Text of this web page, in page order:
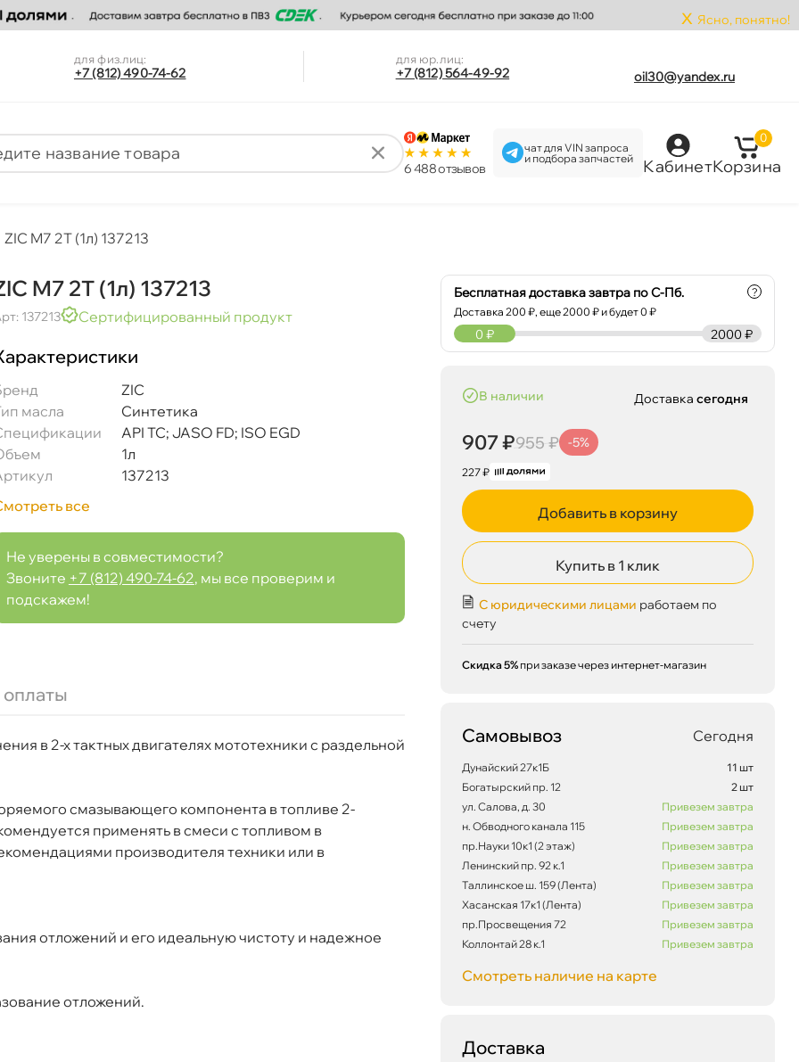
x Ясно, понятно!
для физ.лиц:
+7 (812) 490-74-62
для юр.лиц:
+7 (812) 564-49-92 oil30@yandex.ru
6 488 отзыво
чат для VIN запроса
и подбора запчастей
Кабинет
0
Корзина
ZIC M7 2T (1л) 137213
M7 2T (1л) 137213
137213 Сертифицированный продукт
ZIC
масла
Синтетика
API TC; JASO FD; ISO EGD
1л
137213
все
Не уверены в совместимости?
Звоните +7 (812) 490-74-62, мы все проверим и
подскажем!
в 2-х тактных двигателях мототехники с раздельной
смазывающего компонента в топливе 2-
применять в смеси с топливом
производителя техники или
отложений и его идеальную чистоту и надежное
отложений.
Бесплатная доставка завтра по С-Пб.
Доставка200 ₽, еще2000 ₽ и будет 0 ₽
?
2000 ₽
0 ₽
наличии
907 ₽955 ₽ -5%
227 ₽
Доставкасегодня
Добавить в корзину
Купить в 1 клик
С юридическими лицами работаем по
счету
Скидка 5% при заказе через интернет-магазин
Самовывоз Сегодня
Дунайский 27к1Б
11 шт
Богатырский пр. 12
2 шт
ул. Салова, д. 30
Привезем завтра
н. Обводного канала 115
Привезем завтра
пр.Науки 10к1 (2 этаж)
Привезем завтра
Ленинский пр. 92 к.1
Привезем завтра
Таллинское ш. 159 (Лента)
Привезем завтра
Хасанская 17к1 (Лента)
Привезем завтра
пр.Просвещения 72
Привезем завтра
Коллонтай 28 к.1
Привезем завтра
Смотреть наличие на карте
Доставка
907 ₽955 ₽
Сегодня, 06.08